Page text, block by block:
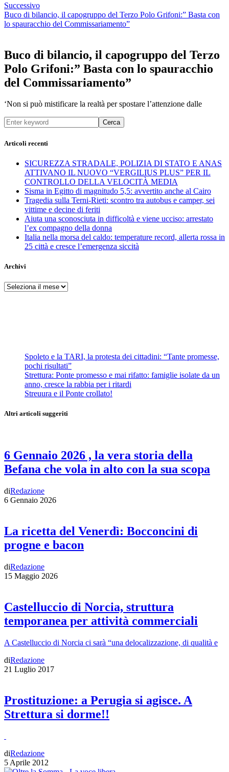
Successivo
Buco di bilancio, il capogruppo del Terzo Polo Grifoni:” Basta con
lo spauracchio del Commissariamento”
Buco di bilancio, il capogruppo del Terzo
Polo Grifoni:” Basta con lo spauracchio
del Commissariamento”
‘Non si può mistificare la realtà per spostare l’attenzione dalle
Cerca
Articoli recenti
SICUREZZA STRADALE, POLIZIA DI STATO E ANAS
ATTIVANO IL NUOVO “VERGILIUS PLUS” PER IL
CONTROLLO DELLA VELOCITÀ MEDIA
Sisma in Egitto di magnitudo 5,5: avvertito anche al Cairo
Tragedia sulla Terni-Rieti: scontro tra autobus e camper, sei
vittime e decine di feriti
Aiuta una sconosciuta in difficoltà e viene ucciso: arrestato
l’ex compagno della donna
Italia nella morsa del caldo: temperature record, allerta rossa in
25 città e cresce l’emergenza siccità
Archivi
Archivi
Spoleto e la TARI, la protesta dei cittadini: “Tante promesse,
pochi risultati”
Strettura: Ponte promesso e mai rifatto: famiglie isolate da un
anno, cresce la rabbia per i ritardi
Streuura e il Ponte crollato!
Altri articoli suggeriti
6 Gennaio 2026 , la vera storia della
Befana che vola in alto con la sua scopa
diRedazione
6 Gennaio 2026
La ricetta del Venerdì: Bocconcini di
progne e bacon
diRedazione
15 Maggio 2026
Castelluccio di Norcia, struttura
temporanea per attività commerciali
A Castelluccio di Norcia ci sarà “una delocalizzazione, di qualità e
diRedazione
21 Luglio 2017
Prostituzione: a Perugia si agisce. A
Strettura si dorme!!
diRedazione
5 Aprile 2012